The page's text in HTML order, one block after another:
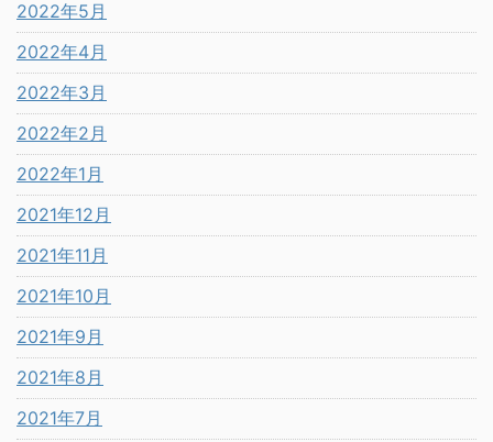
2022年5月
2022年4月
2022年3月
2022年2月
2022年1月
2021年12月
2021年11月
2021年10月
2021年9月
2021年8月
2021年7月